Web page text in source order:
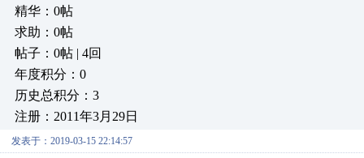
精华：0帖
求助：0帖
帖子：0帖 | 4回
年度积分：0
历史总积分：3
注册：2011年3月29日
发表于：2019-03-15 22:14:57